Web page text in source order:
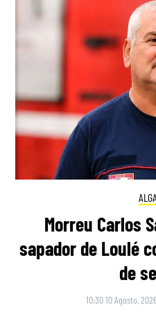
Morreu Carlos
sapador de Loulé
de
10:30 10 Agosto, 2026